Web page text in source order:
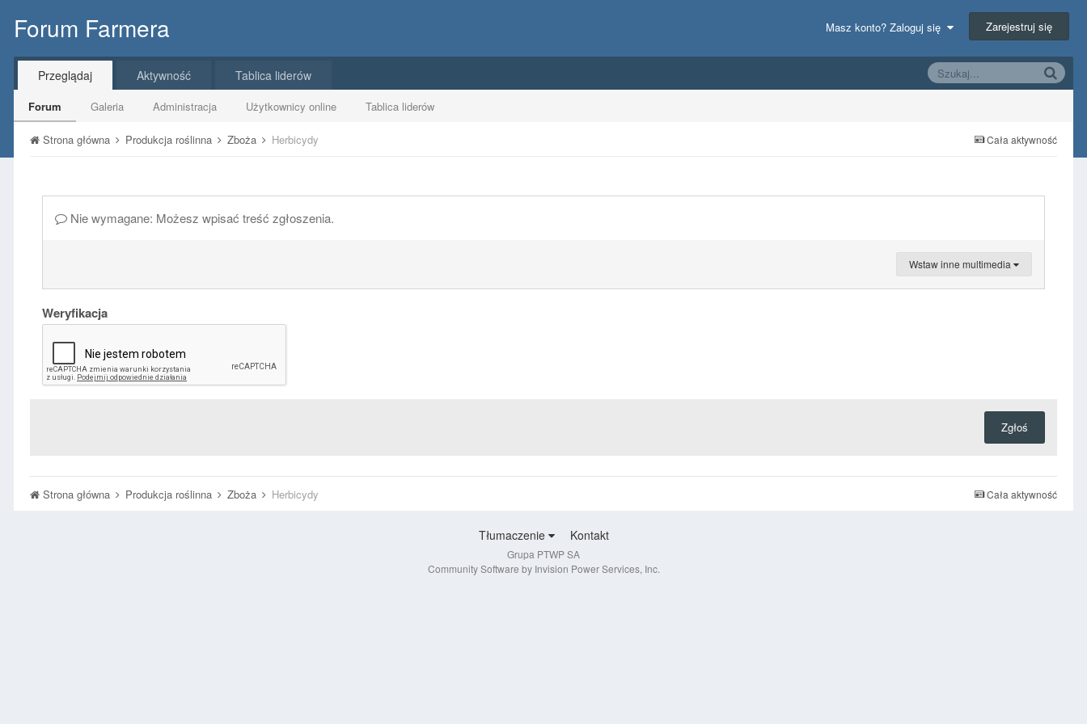
Forum Farmera Masz konto? Zaloguj się Zarejestruj się
Przeglądaj
Forum Galeria Administracja Użytkownicy online Tablica liderów
Aktywność Tablica liderów
Cała aktywność
Strona główna Produkcja roślinna Zboża Herbicydy
Nie wymagane: Możesz wpisać treść zgłoszenia.
Wstaw inne multimedia
Weryfikacja
Zgłoś
Cała aktywność
Strona główna Produkcja roślinna Zboża Herbicydy
Tłumaczenie Kontakt
Grupa PTWP SA
Community Software by Invision Power Services, Inc.